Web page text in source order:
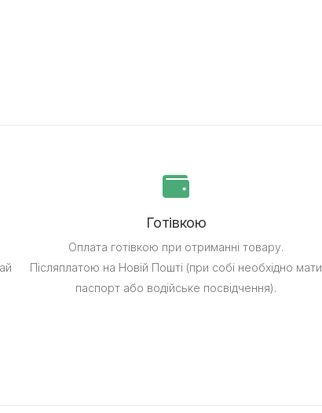
Готівкою
Оплата готівкою при отриманні товару.
Післяплатою на Новій Пошті (при собі необхідно мати
паспорт або водійське посвідчення).